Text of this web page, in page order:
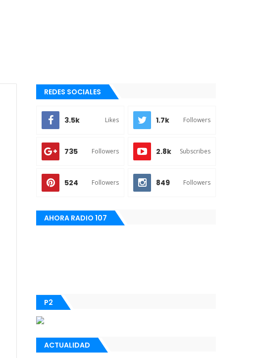
REDES SOCIALES
3.5k Likes 1.7k Followers
735 Followers 2.8k Subscribes
524 Followers 849 Followers
AHORA RADIO 107
P2
ACTUALIDAD